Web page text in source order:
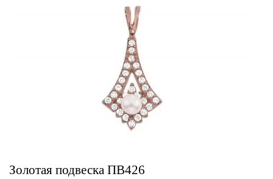
Золотая подвеска ПВ426